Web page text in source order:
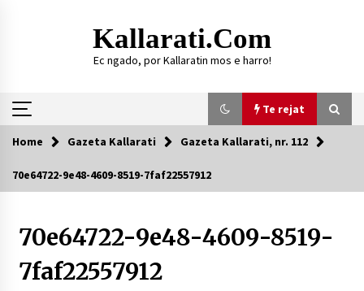
Kallarati.com
Ec ngado, por Kallaratin mos e harro!
Te rejat
Te rejat
16/07/2026
Gazeta Kallarati nr. 118
07/07/2026
Home Gazeta Kallarati Gazeta Kallarati, nr. 112
70e64722-9e48-4609-8519-7faf22557912
70e64722-9e48-4609-8519-
7faf22557912